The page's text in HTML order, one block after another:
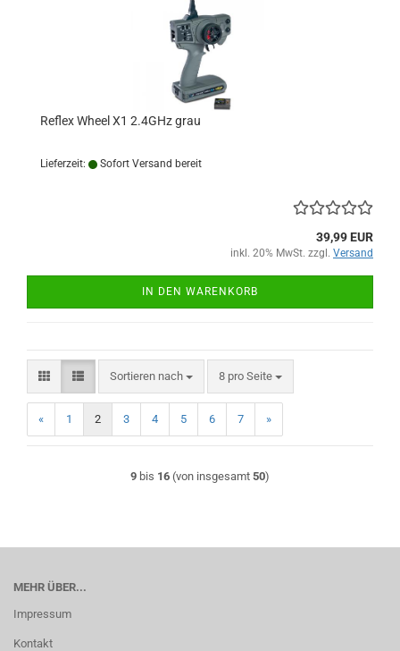
Reflex Wheel X1 2.4GHz grau
Lieferzeit: Sofort Versand bereit
39,99 EUR
inkl. 20% MwSt. zzgl. Versand
IN DEN WARENKORB
Sortieren nach
Sortieren nach 8 pro Seite
pro Seite
« 1 2 3 4 5 6 7 »
9 bis 16 (von insgesamt 50)
MEHR ÜBER...
Impressum
Kontakt